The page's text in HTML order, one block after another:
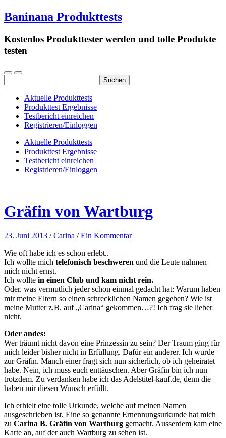
Baninana Produkttests
Kostenlos Produkttester werden und tolle Produkte
testen
nach:
Aktuelle Produkttests
Produkttest Ergebnisse
Testbericht einreichen
Registrieren/Einloggen
Aktuelle Produkttests
Produkttest Ergebnisse
Testbericht einreichen
Registrieren/Einloggen
Gräfin von Wartburg
23. Juni 2013 /Carina /Ein Kommentar
Wie oft habe ich es schon erlebt..
Ich wollte mich telefonisch beschweren und die Leute nahmen
mich nicht ernst.
Ich wollte in einen Club und kam nicht rein.
Oder, was vermutlich jeder schon einmal gedacht hat: Warum haben
mir meine Eltern so einen schrecklichen Namen gegeben? Wie ist
meine Mutter z.B. auf „Carina“ gekommen…?! Ich frag sie lieber
nicht.
Oder andes:
Wer träumt nicht davon eine Prinzessin zu sein? Der Traum ging für
mich leider bisher nicht in Erfüllung. Dafür ein anderer. Ich wurde
zur Gräfin. Manch einer fragt sich nun sicherlich, ob ich geheiratet
habe. Nein, ich muss euch enttäuschen. Aber Gräfin bin ich nun
trotzdem. Zu verdanken habe ich das Adelstitel-kauf.de, denn die
haben mir diesen Wunsch erfüllt.
Ich erhielt eine tolle Urkunde, welche auf meinen Namen
ausgeschrieben ist. Eine so genannte Ernennungsurkunde hat mich
zu Carina B. Gräfin von Wartburg gemacht. Ausserdem kam eine
Karte an, auf der auch Wartburg zu sehen ist.